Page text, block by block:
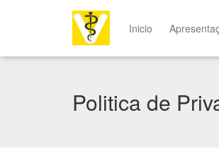
Inicio
Politica de